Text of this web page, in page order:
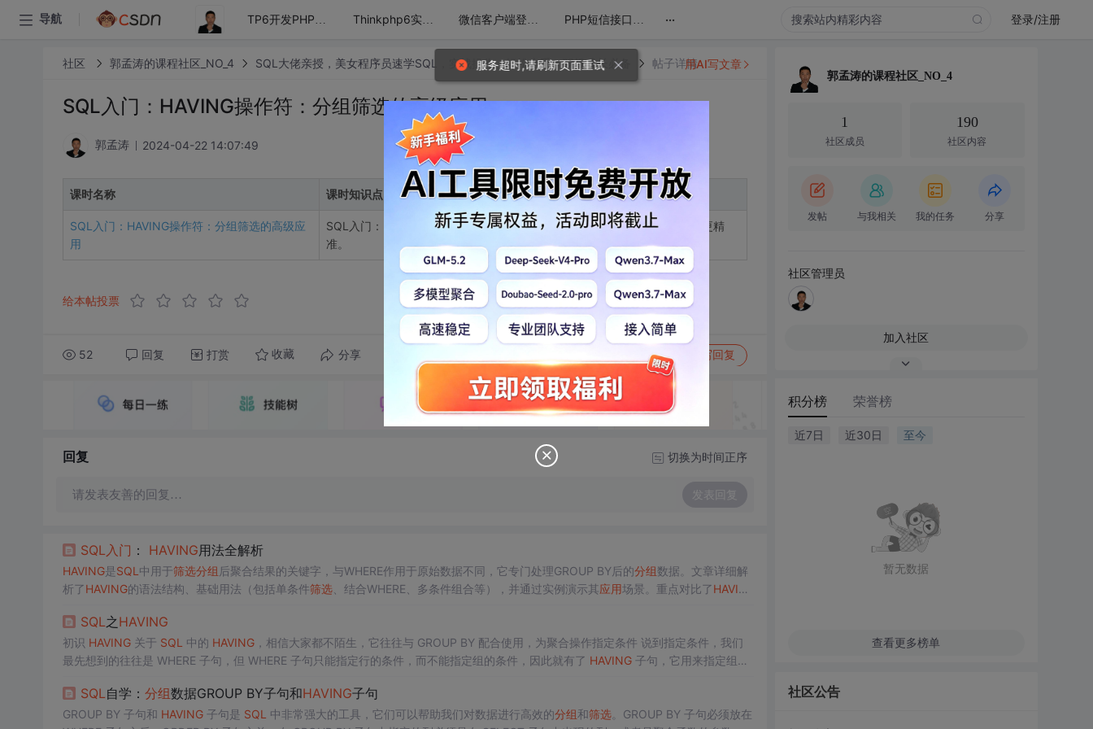
导航 TP6开发PHP手册统计项目 Thinkphp6实战项目php手册分析 第二季 微信客户端登录网页api接口开发 PHP短信接口开发 ... 登录/注册
社区 郭孟涛的课程社区_NO_4 SQL大佬亲授，美女程序员速学SQL，实战操作，轻松上手，职场成长必备 帖子详情
SQL入门：HAVING操作符：分组筛选的高级应用
郭孟涛 2024-04-22 14:07:49
课时名称 课时知识点
SQL入门：HAVING操作符：分组筛选的高级应
用
SQL入门：HAVING操作符：分组筛选的高级应用. HAVING筛选分组，数据更精
准。
给本帖投票
52 回复 打赏 收藏 分享 写回复
用AI写文章
回复 切换为时间正序
请发表友善的回复… 发表回复
SQL入门 ： HAVING用法全解析
HAVING是SQL 中用于筛选分组 后聚合结果的关键字，与WHERE作用于原始数据不同，它专门处理GROUP BY后的分组数据。文章详细解
析了HAVING的语法结构、基础用法（包括单条件筛选、结合WHERE、多条件组合等），并通过实例演示其应用场景。重点对比了HAVIN
区及性能优化建议，强调
SQL之 HAVING
初识 HAVING 关于 SQL 中的 HAVING，相信大家都不陌生，它往往与 GROUP BY 配合使用，为聚合操作指定条件 说到指定条件，我们
最先想到的往往是 WHERE 子句，但 WHERE 子句只能指定行的条件，而不能指定组的条件，因此就有了 HAVING子句，它用来指定组的
class; CREATE TAB
SQL自学： 分组数据GROUP BY子句和HAVING子句
GROUP BY 子句和 HAVING子句是 SQL 中非常强大的工具，它们可以帮助我们对数据进行高效的分组和筛选。GROUP BY 子句必须放在
郭孟涛的课程社区_NO_4
1
社区成员
190
社区内容
发帖 与我相关 我的任务 分享
社区管理员
加入社区
积分榜 荣誉榜
近7日 近30日 至今
暂无数据
查看更多榜单
社区公告
服务超时,请刷新页面重试